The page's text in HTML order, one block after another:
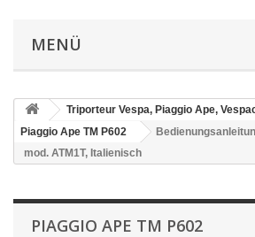
MENÜ
Triporteur Vespa, Piaggio Ape,
Piaggio Ape TM P602
mod. ATM1T, Italienisch
PIAGGIO APE TM P602